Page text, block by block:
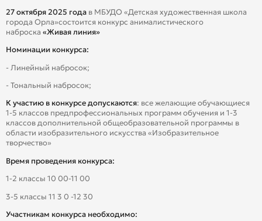
27 октября 2025 года в МБУДО «Детская художественная школа
города Орла»состоится конкурс анималистического
наброска«Живая линия»
Номинации конкурса:
- Линейный набросок;
- Тональный набросок;
К участию в конкурсе допускаются: все желающие обучающиеся
1-5 классов предпрофессиональных программ обучения и 1-3
классов дополнительной общеобразовательной программы в
области изобразительного искусства «Изобразительное
творчество»
Время проведения конкурса:
1-2 классы 10 00-11 00
3-5 классы 11 3 0 -12 30
Участникам конкурса необходимо: